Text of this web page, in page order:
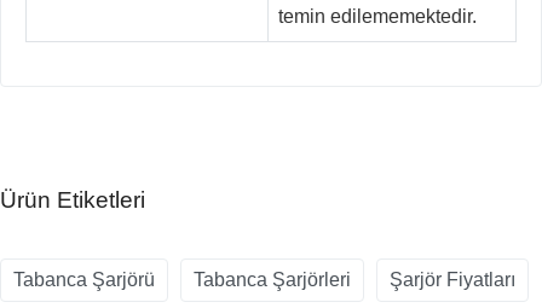
temin edilememektedir.
Ürün Etiketleri
Tabanca Şarjörü Tabanca Şarjörleri Şarjör Fiyatları